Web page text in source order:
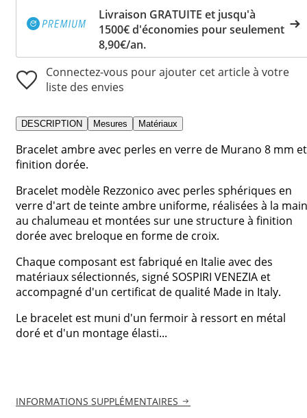
Livraison GRATUITE et jusqu'à
1500€ d'économies pour seulement
8,90€/an.
Connectez-vous pour ajouter cet article à votre
liste des envies
DESCRIPTION Mesures Matériaux
Bracelet ambre avec perles en verre de Murano 8 mm et
finition dorée.
Bracelet modèle Rezzonico avec perles sphériques en
verre d'art de teinte ambre uniforme, réalisées à la main
au chalumeau et montées sur une structure à finition
dorée avec breloque en forme de croix.
Chaque composant est fabriqué en Italie avec des
matériaux sélectionnés, signé SOSPIRI VENEZIA et
accompagné d'un certificat de qualité Made in Italy.
Le bracelet est muni d'un fermoir à ressort en métal
doré et d'un montage élasti...
INFORMATIONS SUPPLÉMENTAIRES